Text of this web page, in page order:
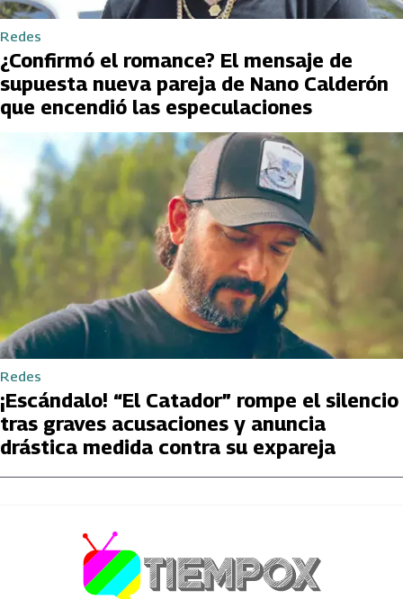
Redes
¿Confirmó el romance? El mensaje de
supuesta nueva pareja de Nano Calderón
que encendió las especulaciones
Redes
¡Escándalo! “El Catador” rompe el silencio
tras graves acusaciones y anuncia
drástica medida contra su expareja